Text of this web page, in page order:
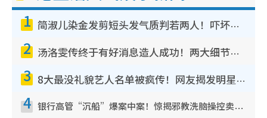
1 简淑儿染金发剪短头发气质判若两人！吓坏老公麦大力都认不出：“你做什么？”
2 汤洛雯传终于有好消息造人成功！两大细节曝孕味极浓引猜测：大肚婆先会咁！
3 8大最没礼貌艺人名单被疯传！网友揭发明星真面目，一致数落这一位是无品天花板？
4 银行高管“沉船”爆案中案！惊揭邪教洗脑操控卖淫被吞600万，幕后黑手讲多错多